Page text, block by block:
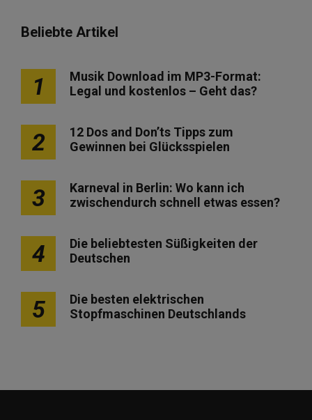
Beliebte Artikel
1
Musik Download im MP3-Format:
Legal und kostenlos – Geht das?
2
12 Dos and Don’ts Tipps zum
Gewinnen bei Glücksspielen
3
Karneval in Berlin: Wo kann ich
zwischendurch schnell etwas essen?
4
Die beliebtesten Süßigkeiten der
Deutschen
5
Die besten elektrischen
Stopfmaschinen Deutschlands